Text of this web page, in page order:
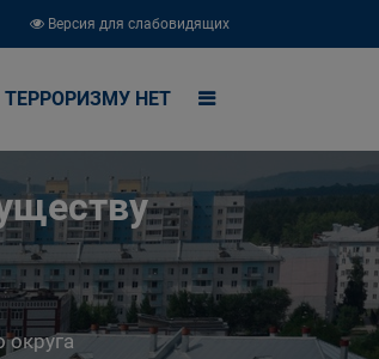
Версия для слабовидящих
ТЕРРОРИЗМУ НЕТ